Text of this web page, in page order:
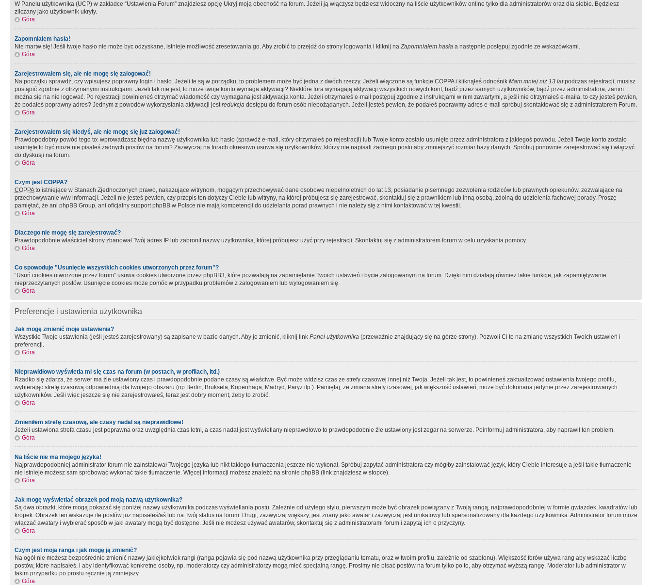
W Panelu użytkownika (UCP) w zakładce “Ustawienia Forum” znajdziesz opcję Ukryj moją obecność na forum. Jeżeli ją włączysz będziesz widoczny na liście użytkowników online tylko dla administratorów oraz dla siebie. Będziesz
zliczany jako użytkownik ukryty.
Góra
Zapomniałem hasła!
Nie martw się! Jeśli twoje hasło nie może byc odzyskane, istnieje możliwość zresetowania go. Aby zrobić to przejdź do strony logowania i kliknij naZapomniałem hasła a następnie postępuj zgodnie ze wskazówkami.
Góra
Zarejestrowałem się, ale nie mogę się zalogować!
Na początku sprawdź, czy wpisujesz poprawny login i hasło. Jeżeli te są w porządku, to problemem może być jedna z dwóch rzeczy. Jeżeli włączone są funkcje COPPA i kliknąłeś odnośnik Mam mniej niż 13 latpodczas rejestracji, musisz
postąpić zgodnie z otrzymanymi instrukcjami. Jeżeli tak nie jest, to może twoje konto wymaga aktywacji? Niektóre fora wymagają aktywacji wszystkich nowych kont, bądź przez samych użytkowników, bądź przez administratora, zanim
można się na nie logować. Po rejestracji powinieneś otrzymać wiadomość czy wymagana jest aktywacja konta. Jeżeli otrzymałeś e-mail postępuj zgodnie z instrukcjami w nim zawartymi, a jeśli nie otrzymałeś e-maila, to czy jesteś pewien,
że podałeś poprawny adres? Jednym z powodów wykorzystania aktywacji jestredukcja dostępu do forum osób niepożądanych. Jeżeli jesteś pewien, że podałeś poprawmy adres e-mail spróbuj skontaktować się z administratorem Forum.
Góra
Zarejestrowałem się kiedyś, ale nie mogę się już zalogować!
Prawdopodobny powód tego to: wprowadzasz błędna nazwę użytkownika lub hasło (sprawdź e-mail, który otrzymałeś po rejestracji) lub Twoje konto zostało usunięte przez administratora z jakiegoś powodu. Jeżeli Twoje konto zostało
usunięte to być może nie pisałeś żadnych postów na forum? Zazwyczaj na forach okresowo usuwa się użytkowników, którzy nie napisali żadnego postu aby zmniejszyć rozmiar bazy danych. Spróbuj ponownie zarejestrować się i włączyć
do dyskusji na forum.
Góra
Czym jest COPPA?
COPPAto istniejące w Stanach Zjednoczonych prawo, nakazujące witrynom, mogącym przechowywać dane osobowe niepełnoletnich do lat 13, posiadanie pisemnego zezwolenia rodziców lub prawnych opiekunów, zezwalające na
przechowywanie w/w informacji. Jeżeli nie jesteś pewien, czy przepis ten dotyczy Ciebie lub witryny, na której próbujesz się zarejestrować, skontaktuj się z prawnikiem lub inną osobą, zdolną do udzielenia fachowej porady. Proszę
pamiętać, że ani phpBB Group, ani oficjalny support phpBB w Polsce nie mają kompetencji do udzielania porad prawnych i nie należy się z nimi kontaktować w tej kwestii.
Góra
Dlaczego nie mogę się zarejestrować?
Prawdopodobnie właściciel strony zbanował Twój adres IP lub zabronił nazwy użytkownika, której próbujesz użyć przy rejestracji. Skontaktuj się z administratorem forum w celu uzyskania pomocy.
Góra
Co spowoduje "Usunięcie wszystkich cookies utworzonych przez forum"?
“Usuń cookies utworzone przez forum” usuwa cookies utworzone przez phpBB3, które pozwalają na zapamiętanie Twoich ustawień i bycie zalogowanym na forum. Dzięki nim działają również takie funkcje, jak zapamiętywanie
nieprzeczytanych postów. Usunięcie cookies może pomóc w przypadku problemów z zalogowaniem lub wylogowaniem się.
Góra
Preferencje i ustawienia użytkownika
Jak mogę zmienić moje ustawienia?
Wszystkie Twoje ustawienia (jeśli jesteś zarejestrowany) są zapisane w bazie danych. Aby je zmienić, kliknij link Panel użytkownika (przeważnie znajdujący się na górze strony). Pozwoli Ci to na zmianę wszystkich Twoich ustawień i
preferencji.
Góra
Nieprawidłowo wyświetla mi się czas na forum (w postach, w profilach, itd.)
Rzadko się zdarza, że serwer ma źle ustawiony czas i prawdopodobnie podane czasy są właściwe. Być może widzisz czas ze strefy czasowej innej niż Twoja. Jeżeli tak jest, to powinieneś zaktualizować ustawienia twojego profilu,
wybierając strefę czasową odpowiednią dla twojego obszaru (np Berlin, Bruksela, Kopenhaga, Madryd, Paryż itp.). Pamiętaj, że zmiana strefy czasowej, jak większość ustawień, może być dokonana jedynie przez zarejestrowanych
użytkowników. Jeśli więc jeszcze się nie zarejestrowałeś, teraz jest dobry moment, żeby to zrobić.
Góra
Zmieniłem strefę czasową, ale czasy nadal są nieprawidłowe!
Jeżeli ustawiona strefa czasu jest poprawna oraz uwzględnia czas letni, a czas nadal jest wyświetlany nieprawdłowo to prawdopodobnie źle ustawiony jest zegar na serwerze. Poinformuj administratora, aby naprawił ten problem.
Góra
Na liście nie ma mojego języka!
Najprawdopodobniej administrator forum nie zainstalował Twojego języka lub nikt takiego tłumaczenia jeszcze nie wykonał. Spróbuj zapytać administratora czy mógłby zainstalować język, który Ciebie interesuje a jeśli takie tłumaczenie
nie istnieje możesz sam spróbować wykonać takie tłumaczenie. Więcej informacji możesz znaleźć na stronie phpBB (link znajdziesz w stopce).
Góra
Jak mogę wyświetlać obrazek pod moją nazwą użytkownika?
Są dwa obrazki, które mogą pokazać się poniżej nazwy użytkownika podczas wyświetlania postu. Zależnie od użytego stylu, pierwszym może być obrazek powiązany z Twoją rangą, najprawdopodobniej w formie gwiazdek, kwadratów lub
kropek. Obrazek ten wskazuje ile postów już napisałeś/aś lub na Twój status na forum. Drugi, zazwyczaj większy, jest znany jako awatar i zazwyczaj jest unikatowy lub spersonalizowany dla każdego użytkownika. Administrator forum może
włączać awatary i wybierać sposób w jaki awatary mogą być dostępne. Jeśli nie możesz używać awatarów, skontaktuj się z administratorami forum i zapytaj ich o przyczyny.
Góra
Czym jest moja ranga i jak mogę ją zmienić?
Na ogół nie możesz bezpośrednio zmienić nazwy jakiejkolwiek rangi (ranga pojawia się pod nazwą użytkownika przy przeglądaniu tematu, oraz w twoim profilu, zależnie od szablonu). Większość forów używa rang aby wskazać liczbę
postów, które napisałeś, i aby identyfikować konkretne osoby, np. moderatorzy czy administratorzy mogą mieć specjalną rangę. Prosimy nie pisać postów na forum tylko po to, aby otrzymać wyższą rangę. Moderator lub administrator w
takim przypadku po prostu ręcznie ją zmniejszy.
Góra